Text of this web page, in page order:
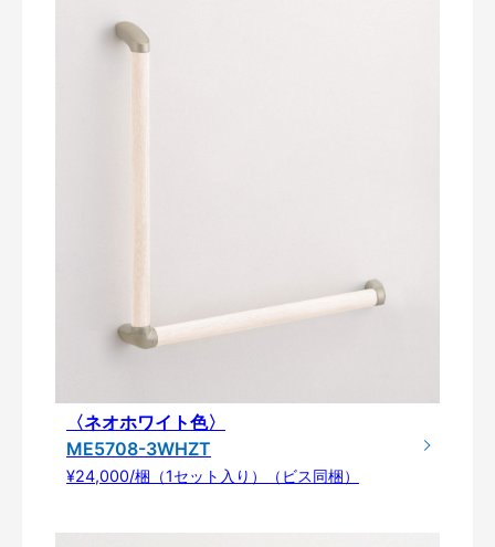
〈ネオホワイト色〉
ME5708-3WHZT
¥24,000/梱（1セット入り）（ビス同梱）